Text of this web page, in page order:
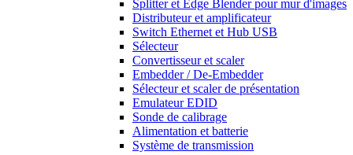
Splitter et Edge Blender pour mur d'images
Distributeur et amplificateur
Switch Ethernet et Hub USB
Sélecteur
Convertisseur et scaler
Embedder / De-Embedder
Sélecteur et scaler de présentation
Emulateur EDID
Sonde de calibrage
Alimentation et batterie
Système de transmission